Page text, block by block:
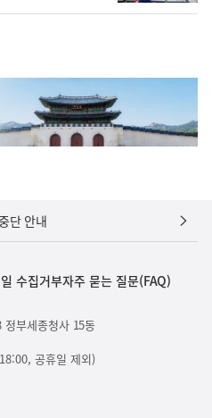
단 안내
수집거부자주 묻는 질문(FAQ)
부세종청사 15동
공휴일 제외)